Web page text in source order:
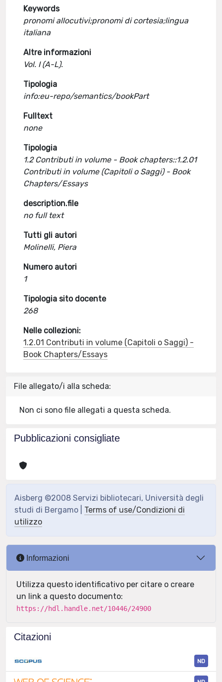
Keywords
pronomi allocutivi;pronomi di cortesia;lingua
italiana
Altre informazioni
Vol. I (A-L).
Tipologia
info:eu-repo/semantics/bookPart
Fulltext
none
Tipologia
1.2 Contributi in volume - Book chapters::1.2.01
Contributi in volume (Capitoli o Saggi) - Book
Chapters/Essays
description.file
no full text
Tutti gli autori
Molinelli, Piera
Numero autori
1
Tipologia sito docente
268
Nelle collezioni:
1.2.01 Contributi in volume (Capitoli o Saggi) -
Book Chapters/Essays
File allegato/i alla scheda:
Non ci sono file allegati a questa scheda.
Pubblicazioni consigliate
Aisberg ©2008 Servizi bibliotecari, Università degli
studi di Bergamo | Terms of use/Condizioni di
utilizzo
Informazioni
Utilizza questo identificativo per citare o creare
un link a questo documento:
https://hdl.handle.net/10446/24900
Citazioni
ND